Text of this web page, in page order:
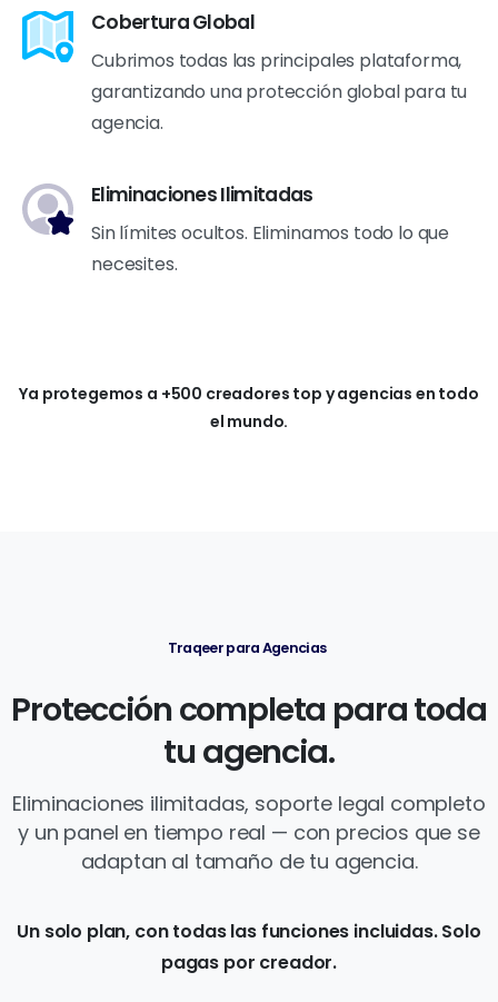
Cobertura Global
Cubrimos todas las principales plataforma,
garantizando una protección global para tu
agencia.
Eliminaciones Ilimitadas
Sin límites ocultos. Eliminamos todo lo que
necesites.
Ya protegemos a +500 creadores top y agencias en todo
el mundo.
Traqeer para Agencias
Proteccióncompleta paratoda
tuagencia.
Eliminaciones ilimitadas, soporte legal completo
y un panel en tiempo real — con precios que se
adaptan al tamaño de tu agencia.
Un solo plan, con todas las funciones incluidas. Solo
pagas por creador.